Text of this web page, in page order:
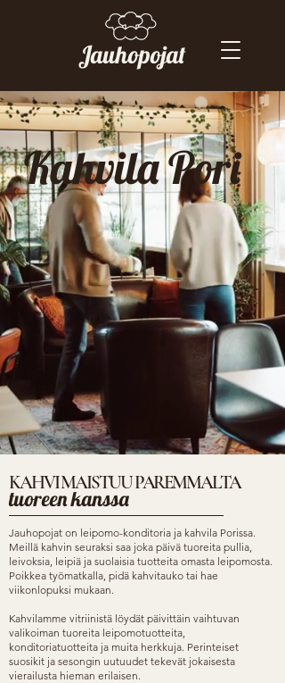
Jauhopojat
Kahvila Pori
KAHVI MAISTUU PAREMMALTA
tuoreen kanssa
Jauhopojat on leipomo-konditoria ja kahvila Porissa.
Meillä kahvin seuraksi saa joka päivä tuoreita pullia,
leivoksia, leipiä ja suolaisia tuotteita omasta leipomosta.
Poikkea työmatkalla, pidä kahvitauko tai hae
viikonlopuksi mukaan.
Kahvilamme vitriinistä löydät päivittäin vaihtuvan
valikoiman tuoreita leipomotuotteita,
konditoriatuotteita ja muita herkkuja. Perinteiset
suosikit ja sesongin uutuudet tekevät jokaisesta
vierailusta hieman erilaisen.